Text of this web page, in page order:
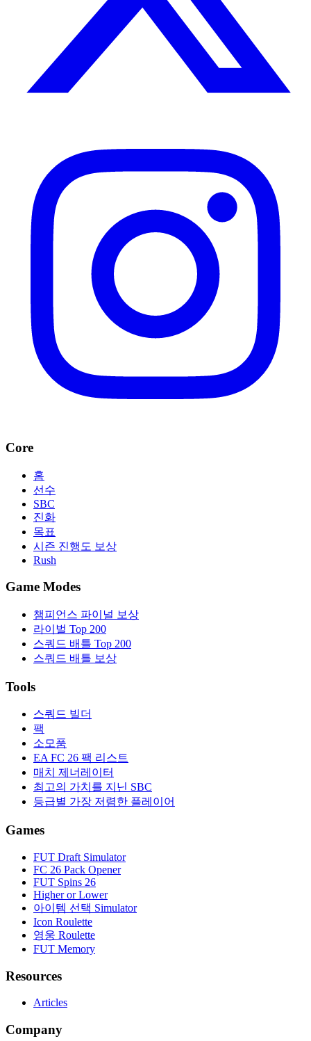
Core
홈
선수
SBC
진화
목표
시즌 진행도 보상
Rush
Game Modes
챔피언스 파이널 보상
라이벌 Top 200
스쿼드 배틀 Top 200
스쿼드 배틀 보상
Tools
스쿼드 빌더
팩
소모품
EA FC 26 팩 리스트
매치 제너레이터
최고의 가치를 지닌 SBC
등급별 가장 저렴한 플레이어
Games
FUT Draft Simulator
FC 26 Pack Opener
FUT Spins 26
Higher or Lower
아이템 선택 Simulator
Icon Roulette
영웅 Roulette
FUT Memory
Resources
Articles
Company